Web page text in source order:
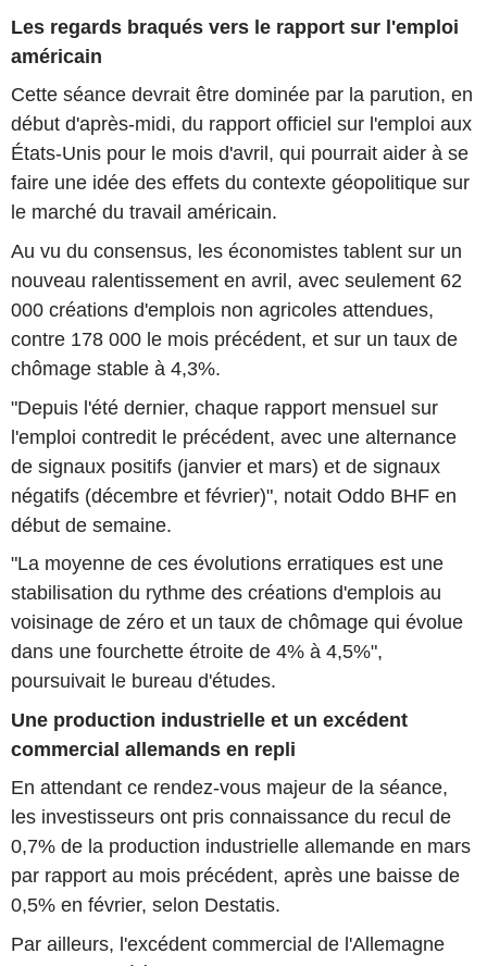
Les regards braqués vers le rapport sur l'emploi
américain
Cette séance devrait être dominée par la parution, en
début d'après-midi, du rapport officiel sur l'emploi aux
États-Unis pour le mois d'avril, qui pourrait aider à se
faire une idée des effets du contexte géopolitique sur
le marché du travail américain.
Au vu du consensus, les économistes tablent sur un
nouveau ralentissement en avril, avec seulement 62
000 créations d'emplois non agricoles attendues,
contre 178 000 le mois précédent, et sur un taux de
chômage stable à 4,3%.
"Depuis l'été dernier, chaque rapport mensuel sur
l'emploi contredit le précédent, avec une alternance
de signaux positifs (janvier et mars) et de signaux
négatifs (décembre et février)", notait Oddo BHF en
début de semaine.
"La moyenne de ces évolutions erratiques est une
stabilisation du rythme des créations d'emplois au
voisinage de zéro et un taux de chômage qui évolue
dans une fourchette étroite de 4% à 4,5%",
poursuivait le bureau d'études.
Une production industrielle et un excédent
commercial allemands en repli
En attendant ce rendez-vous majeur de la séance,
les investisseurs ont pris connaissance du recul de
0,7% de la production industrielle allemande en mars
par rapport au mois précédent, après une baisse de
0,5% en février, selon Destatis.
Par ailleurs, l'excédent commercial de l'Allemagne